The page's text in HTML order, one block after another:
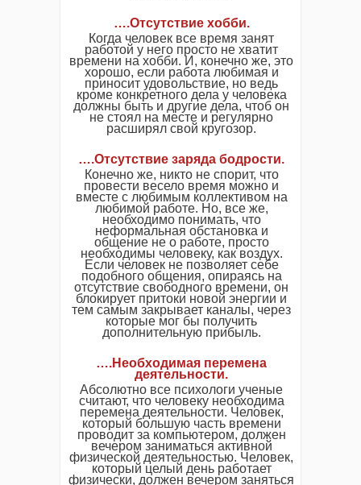
….Отсутствие хобби.
Когда человек все время занят
работой у него просто не хватит
времени на хобби. И, конечно же, это
хорошо, если работа любимая и
приносит удовольствие, но ведь
кроме конкретного дела у человека
должны быть и другие дела, чтоб он
не стоял на месте и регулярно
расширял свой кругозор.
….Отсутствие заряда бодрости.
Конечно же, никто не спорит, что
провести весело время можно и
вместе с любимым коллективом на
любимой работе. Но, все же,
необходимо понимать, что
неформальная обстановка и
общение не о работе, просто
необходимы человеку, как воздух.
Если человек не позволяет себе
подобного общения, опираясь на
отсутствие свободного времени, он
блокирует притоки новой энергии и
тем самым закрывает каналы, через
которые мог бы получить
дополнительную прибыль.
….Необходимая перемена
деятельности.
Абсолютно все психологи ученые
считают, что человеку необходима
перемена деятельности. Человек,
который большую часть времени
проводит за компьютером, должен
вечером заниматься активной
физической деятельностью. Человек,
который целый день работает
физически, должен вечером заняться